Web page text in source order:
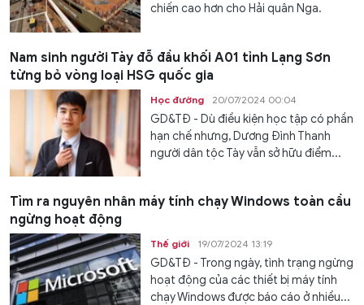
chiến cao hơn cho Hải quân Nga.
Nam sinh người Tày đỗ đầu khối A01 tỉnh Lạng Sơn
từng bỏ vòng loại HSG quốc gia
Học đường 20/07/2024 00:04
GD&TĐ - Dù điều kiện học tập có phần
hạn chế nhưng, Dương Đình Thanh
người dân tộc Tày vẫn sở hữu điểm...
Tìm ra nguyên nhân máy tính chạy Windows toàn cầu
ngừng hoạt động
Thế giới 19/07/2024 13:19
GD&TĐ - Trong ngày, tình trạng ngừng
hoạt động của các thiết bị máy tính
chạy Windows được báo cáo ở nhiều...